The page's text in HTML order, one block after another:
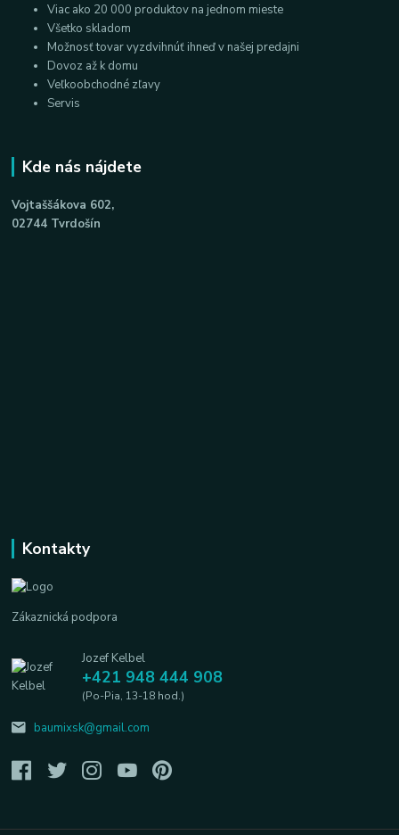
Viac ako 20 000 produktov na jednom mieste
Všetko skladom
Možnosť tovar vyzdvihnúť ihneď v našej predajni
Dovoz až k domu
Veľkoobchodné zľavy
Servis
Kde nás nájdete
Vojtaššákova 602,
02744 Tvrdošín
Kontakty
Zákaznická podpora
Jozef Kelbel
+421 948 444 908
(Po-Pia, 13-18 hod.)
baumixsk@gmail.com